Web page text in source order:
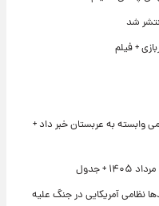
شد
+ فیلم
وابسته به عربستان خبر داد +
آمریکایی در جنگ علیه